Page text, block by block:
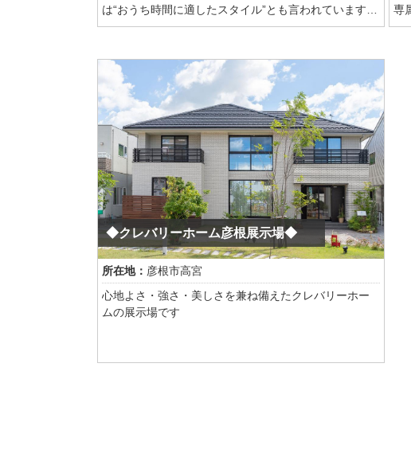
は“おうち時間に適したスタイル”とも言われています。
ポイントは、必要なものだけに囲まれたシンプルな空
心。
温かみがある中にも、プロの魂が込められた巧みなデ
ザインや異素材の組み合わせで飽きのこないコーディ
ネート。
瀬田駅徒歩8分、国道近くの角地物件という好条件のお
家が登場いたしました
内覧予約の受付開始いたしました！
お気軽にお問い合わせくださいませ♪
専
な
◆クレバリーホーム彦根展示場◆
所在地： 彦根市高宮
心地よさ・強さ・美しさを兼ね備えたクレバリーホー
ムの展示場です